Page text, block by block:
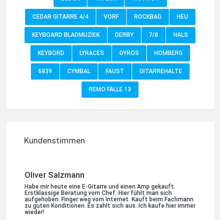
CEDAR GITARRE 4/4 VORF ROCKBAG HEU
KEYBOARD BLADMUZIEK DERBY 7/8 HALS
KEYBORD LYRACES GYROS HOMBERG
6839 CYMBAL FAUST GITARREHALTE
REMO FÄLLE 13
Kundenstimmen
Jessica Druskat
Habe gerade ein neues Yamaha saxophon gekauft. Top
Beratung, sehr freundlich und aufmerksam. Hier wird man
nicht über den Tisch gezogen sondern ehrlich behandelt. Ich
kann nur empfehlen auf Internetkäufe zu verzichten und ein
Instrument beim Fachmann zu kaufen.. Kommen gern
wieder...
Oliver Salzmann
Habe mir heute eine E-Gitarre und einen Amp gekauft.
Erstklassige Beratung vom Chef. Hier fühlt man sich
aufgehoben. Finger weg vom Internet. Kauft beim Fachmann
zu guten Konditionen. Es zahlt sich aus. Ich kaufe hier immer
wieder!